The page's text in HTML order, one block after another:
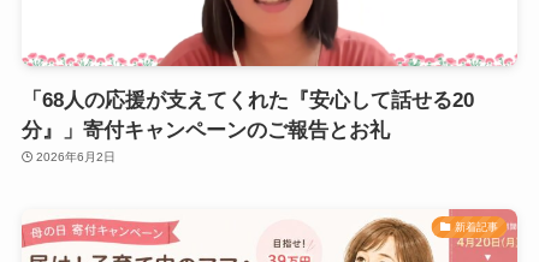
「68人の応援が支えてくれた『安心して話せる20
分』」寄付キャンペーンのご報告とお礼
2026年6月2日
新着記事